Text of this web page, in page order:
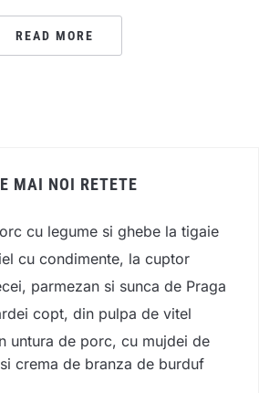
READ MORE
MAI NOI RETETE
cu legume si ghebe la tigaie
cu condimente, la cuptor
parmezan si sunca de Praga
copt, din pulpa de vitel
untura de porc, cu mujdei de
crema de branza de burduf